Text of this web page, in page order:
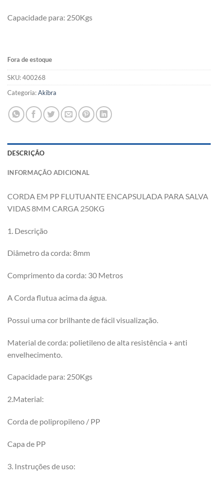
Capacidade para: 250Kgs
Fora de estoque
SKU:400268
Categoria:Akibra
DESCRIÇÃO
INFORMAÇÃO ADICIONAL
CORDA EM PP FLUTUANTE ENCAPSULADA PARA SALVA
VIDAS 8MM CARGA 250KG
1. Descrição
Diâmetro da corda: 8mm
Comprimento da corda: 30 Metros
A Corda flutua acima da água.
Possui uma cor brilhante de fácil visualização.
Material de corda: polietileno de alta resistência + anti
envelhecimento.
Capacidade para: 250Kgs
2.Material:
Corda de polipropileno / PP
Capa de PP
3. Instruções de uso: